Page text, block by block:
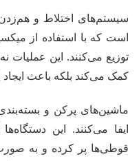
سیستم‌های اختلاط و
است که با استفاده از
توزیع می‌کنند. این عملیات
کمک می‌کند بلکه باعث ایجاد
ماشین‌های پرکن و
ایفا می‌کنند. این
قوطی‌ها پر کرده و به